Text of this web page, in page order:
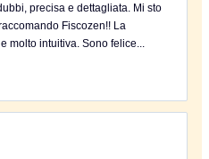
precisa e dettagliata. Mi sto
Fiscozen!! La
molto intuitiva. Sono felice...